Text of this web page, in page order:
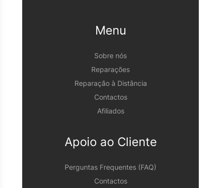
Menu
Sobre nós
Reparações
Reparação à Distância
Contactos
Afiliados
Apoio ao Cliente
Perguntas Frequentes (FAQ)
Contactos